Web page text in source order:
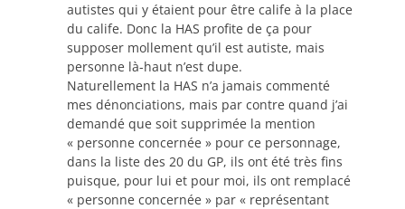
autistes qui y étaient pour être calife à la place
du calife. Donc la HAS profite de ça pour
supposer mollement qu’il est autiste, mais
personne là-haut n’est dupe.
Naturellement la HAS n’a jamais commenté
mes dénonciations, mais par contre quand j’ai
demandé que soit supprimée la mention
« personne concernée » pour ce personnage,
dans la liste des 20 du GP, ils ont été très fins
puisque, pour lui et pour moi, ils ont remplacé
« personne concernée » par « représentant